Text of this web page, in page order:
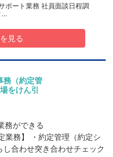
ポート業務 社員面談日程調
見る
務（約定管
をけん引
務ができる
業務】 ・約定管理（約定シ
合わせ突き合わせチェック